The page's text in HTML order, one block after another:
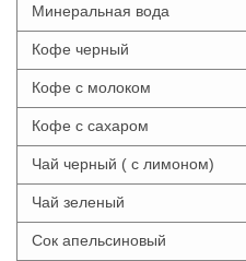
Минеральная вода
Кофе черный
Кофе с молоком
Кофе с сахаром
Чай черный ( с лимоном)
Чай зеленый
Сок апельсиновый